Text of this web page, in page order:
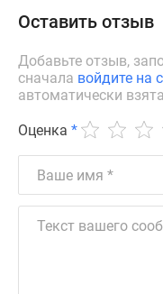
проекте
Контакты
Реклама
Дзен
Машино-
Оставить отзыв
Добавьте отзыв,
сначала войдите на
автоматически
Оценка *